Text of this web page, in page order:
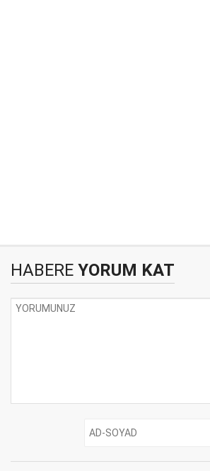
HABERE YORUM KAT